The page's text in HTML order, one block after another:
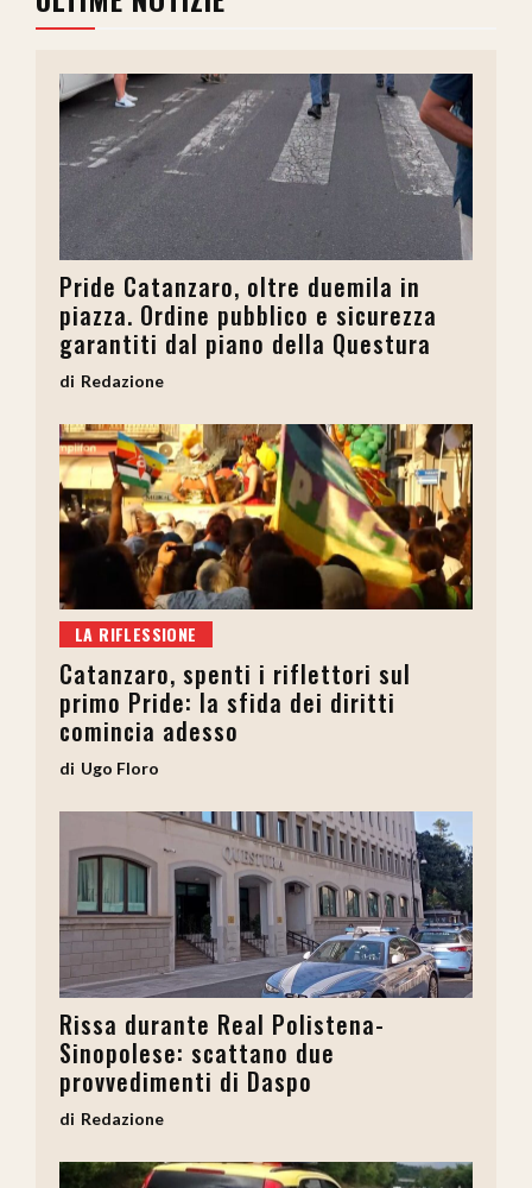
Pride Catanzaro, oltre duemila in
piazza. Ordine pubblico e sicurezza
garantiti dal piano della Questura
Redazione
LA RIFLESSIONE
Catanzaro, spenti i riflettori sul
primo Pride: la sfida dei diritti
comincia adesso
Ugo Floro
Rissa durante Real Polistena-
Sinopolese: scattano due
provvedimenti di Daspo
Redazione